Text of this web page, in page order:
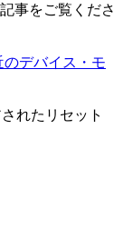
事をご覧くださ
のデバイス・モ
されたリセット